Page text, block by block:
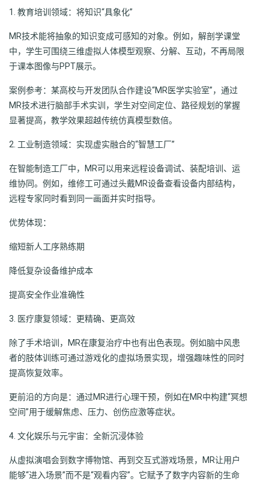
1. 教育培训领域：将知识“具象化”
MR技术能将抽象的知识变成可感知的对象。例如，解剖学课堂
中，学生可围绕三维虚拟人体模型观察、分解、互动，不再局限
于课本图像与PPT展示。
案例参考：某高校与开发团队合作建设“MR医学实验室”，通过
MR技术进行脑部手术实训，学生对空间定位、路径规划的掌握
显著提高，教学效果超越传统仿真模型数倍。
2. 工业制造领域：实现虚实融合的“智慧工厂”
在智能制造工厂中，MR可以用来远程设备调试、装配培训、运
维协同。例如，维修工可通过头戴MR设备查看设备内部结构，
远程专家同时看到同一画面并实时指导。
优势体现：
缩短新人工序熟练期
降低复杂设备维护成本
提高安全作业准确性
3. 医疗康复领域：更精确、更高效
除了手术培训，MR在康复治疗中也有出色表现。例如脑中风患
者的肢体训练可通过游戏化的虚拟场景实现，增强趣味性的同时
提高恢复效率。
更前沿的方向是：通过MR进行心理干预，例如在MR中构建“冥想
空间”用于缓解焦虑、压力、创伤应激等症状。
4. 文化娱乐与元宇宙：全新沉浸体验
从虚拟演唱会到数字博物馆、再到交互式游戏场景，MR让用户
能够“进入场景”而不是“观看内容”。它赋予了数字内容新的生命